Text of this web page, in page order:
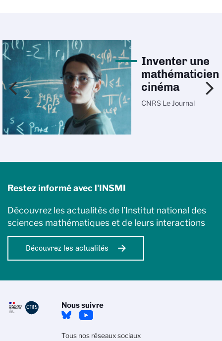
Inventer une
cinéma
CNRS Le Journal
Restez informé avec l'INSMI
Découvrez les actualités de l’Institut national des
sciences mathématiques et de leurs interactions
Découvrez les actualités
Nous suivre
Tous nos réseaux sociaux